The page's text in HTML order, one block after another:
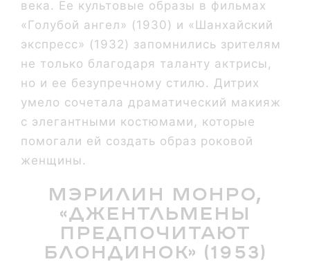
века. Ее культовые образы в фильмах
«Голубой ангел» (1930) и «Шанхайский
экспресс» (1932) запомнились зрителям
не только благодаря таланту актрисы,
но и ее безупречному стилю. Дитрих
умело сочетала драматический макияж
с элегантными костюмами, которые
помогали ей создать образ роковой
женщины.
Мэрилин Монро,
«Джентльмены
предпочитают
блондинок» (1953)